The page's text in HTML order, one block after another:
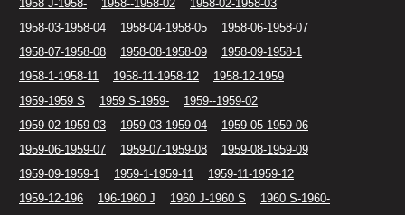
1958 J-1958-
1958--1958-02
1958-02-1958-03
1958-03-1958-04
1958-04-1958-05
1958-06-1958-07
1958-07-1958-08
1958-08-1958-09
1958-09-1958-1
1958-1-1958-11
1958-11-1958-12
1958-12-1959
1959-1959 S
1959 S-1959-
1959--1959-02
1959-02-1959-03
1959-03-1959-04
1959-05-1959-06
1959-06-1959-07
1959-07-1959-08
1959-08-1959-09
1959-09-1959-1
1959-1-1959-11
1959-11-1959-12
1959-12-196
196-1960 J 1960 J-1960 S
1960 S-1960-